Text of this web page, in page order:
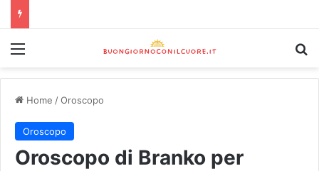
Home /Oroscopo
Oroscopo
Oroscopo di Branko per